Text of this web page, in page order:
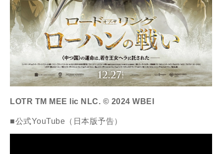
LOTR TM MEE lic NLC. © 2024 WBEI
■公式YouTube（日本版予告）